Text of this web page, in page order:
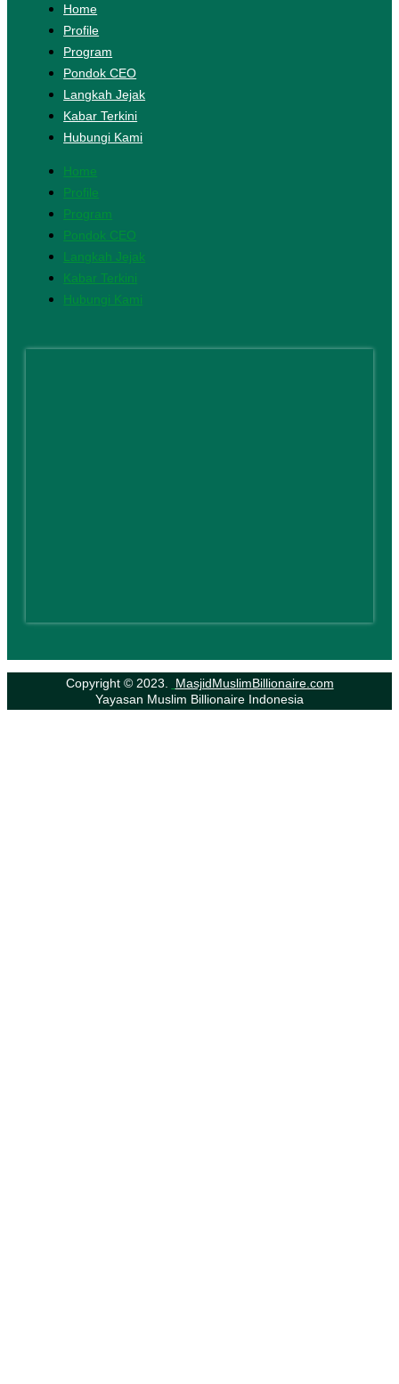
Home
Profile
Program
Pondok CEO
Langkah Jejak
Kabar Terkini
Hubungi Kami
Home
Profile
Program
Pondok CEO
Langkah Jejak
Kabar Terkini
Hubungi Kami
Copyright © 2023.
MasjidMuslimBillionaire.com
Yayasan Muslim Billionaire Indonesia